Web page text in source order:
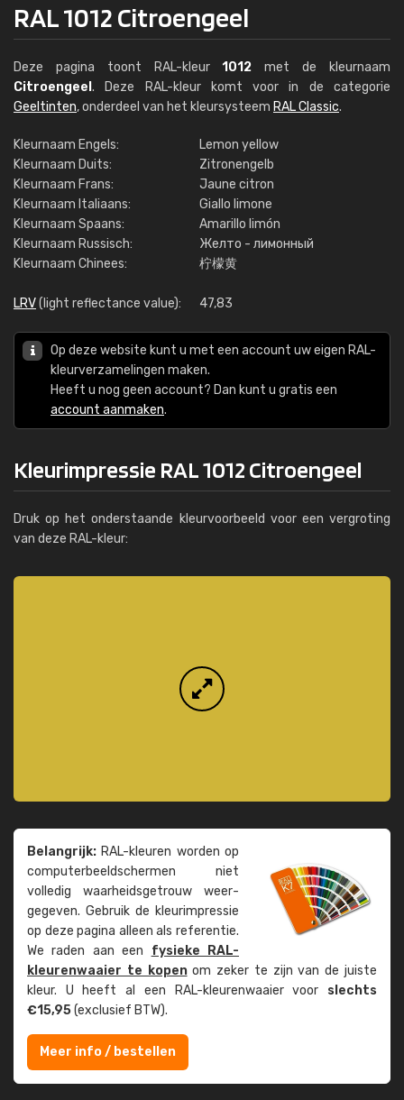
RAL 1012 Citroengeel
Deze pagina toont RAL-kleur1012 met de kleurnaam
Citroengeel . Deze RAL-kleur komt voor in de categorie
Geeltinten, onderdeel van het kleursysteem RAL Classic.
Kleurnaam Engels:
Lemon yellow
Kleurnaam Duits:
Zitronengelb
Kleurnaam Frans:
Jaune citron
Kleurnaam Italiaans:
Giallo limone
Kleurnaam Spaans:
Amarillo limón
Kleurnaam Russisch:
Желто - лимонный
Kleurnaam Chinees:
柠檬黄
LRV(light reflectance value): 47,83
Op deze website kunt u met een account uw eigen RAL-
kleurverzamelingen maken.
Heeft u nog geen account? Dan kunt u gratis een
account aanmaken.
Kleurimpressie RAL 1012 Citroengeel
Druk op het onderstaande kleurvoorbeeld voor een vergroting
van deze RAL-kleur:
Belangrijk: RAL-kleuren worden op
computer­beeld­schermen niet
volledig waarheids­­getrouw weer­
gegeven. Gebruik de kleur­impressie
op deze pagina alleen als referentie.
We raden aan een fysieke RAL-
kleuren­waaier te kopenom zeker te zijn van de juiste
kleur. U heeft al een RAL-kleuren­waaier voor slechts
€15,95(exclusief BTW).
Meer info / bestellen